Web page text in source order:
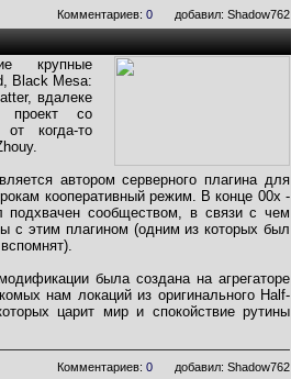
Комментариев: 0 добавил: Shadow762
крупные
Black Mesa:
вдалеке
проект со
когда-то
автором серверного плагина для
кооперативный режим. В конце 00х -
сообществом, в связи с чем
с этим плагином (одним из которых был
была создана на агрегаторе
нам локаций из оригинального Half-
царит мир и спокойствие рутины
Комментариев: 0 добавил: Shadow762